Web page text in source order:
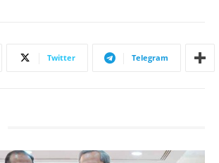
Twitter Telegram